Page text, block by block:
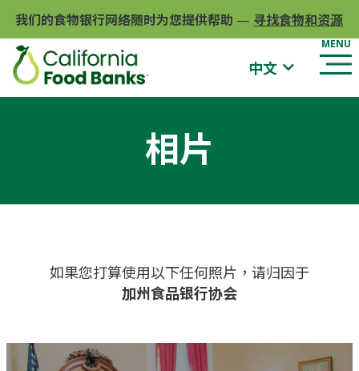
我们的食物银行网络随时为您提供帮助 — 寻找食物和资源
中文
相片
如果您打算使用以下任何照片，请归因于
加州食品银行协会